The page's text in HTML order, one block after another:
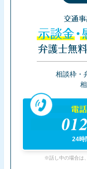
交通
示談金・
弁護士無
相談枠・
電
24時
※話し中の場合は